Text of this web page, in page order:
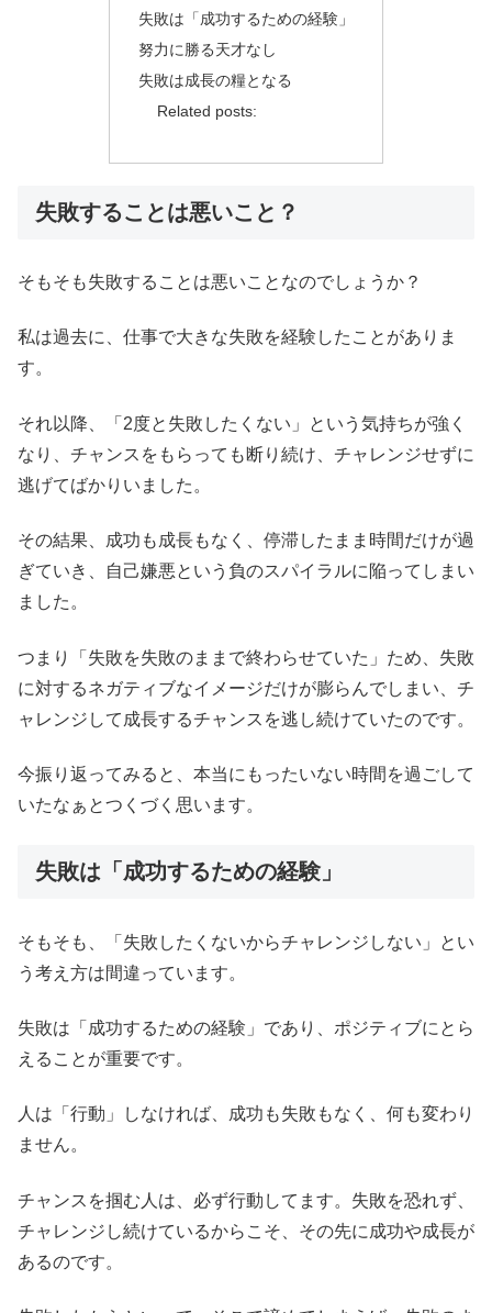
失敗は「成功するための経験」
努力に勝る天才なし
失敗は成長の糧となる
Related posts:
失敗することは悪いこと？
そもそも失敗することは悪いことなのでしょうか？
私は過去に、仕事で大きな失敗を経験したことがありま
す。
それ以降、「2度と失敗したくない」という気持ちが強く
なり、チャンスをもらっても断り続け、チャレンジせずに
逃げてばかりいました。
その結果、成功も成長もなく、停滞したまま時間だけが過
ぎていき、自己嫌悪という負のスパイラルに陥ってしまい
ました。
つまり「失敗を失敗のままで終わらせていた」ため、失敗
に対するネガティブなイメージだけが膨らんでしまい、チ
ャレンジして成長するチャンスを逃し続けていたのです。
今振り返ってみると、本当にもったいない時間を過ごして
いたなぁとつくづく思います。
失敗は「成功するための経験」
そもそも、「失敗したくないからチャレンジしない」とい
う考え方は間違っています。
失敗は「成功するための経験」であり、ポジティブにとら
えることが重要です。
人は「行動」しなければ、成功も失敗もなく、何も変わり
ません。
チャンスを掴む人は、必ず行動してます。失敗を恐れず、
チャレンジし続けているからこそ、その先に成功や成長が
あるのです。